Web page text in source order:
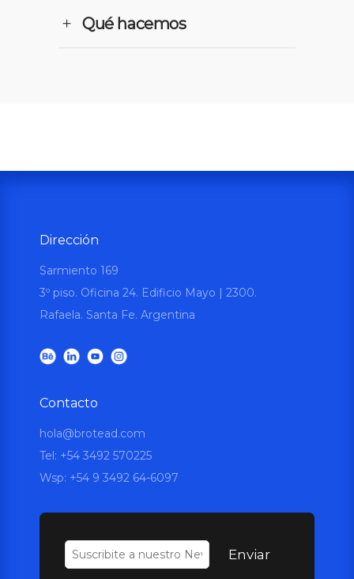
Qué hacemos
Dirección
Sarmiento 169
3º piso. Oficina 24. Edificio Mayo | 2300.
Rafaela. Santa Fe. Argentina
Contacto
hola@brotead.com
Tel: +54 3492 570225
Wsp: +54 9 3492 64-6097
Enviar